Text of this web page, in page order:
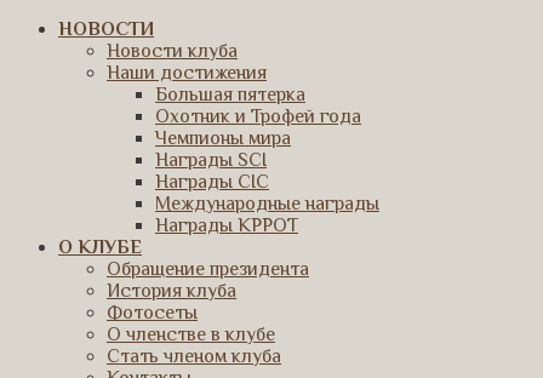
НОВОСТИ
Новости клуба
Наши достижения
Большая пятерка
Охотник и Трофей года
Чемпионы мира
Награды SCI
Награды CIC
Международные награды
Награды КРРОТ
О КЛУБЕ
Обращение президента
История клуба
Фотосеты
О членстве в клубе
Стать членом клуба